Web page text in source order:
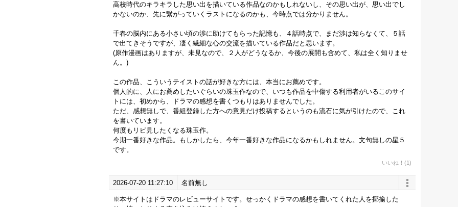
高校時代のキラキラした思い出を描いている作品なのかもしれないし、その思い出が、思い出でし
かないのか、先に繋がっていくラストになるのかも、今時点では分かりません。
千春の脳内にある小さい頃の渉に助けてもらった記憶も、４話時点で、まだ渉は知らなくて、５話
で出てきそうですが、凄く繊細な心の交流を描いている作品だと思います。
(原作漫画はありますが、未見なので、２人がどうなるか、今後の展開も含めて、私は全く知りませ
ん。)
この作品、こういうテイストの話が好きな方には、本当にお薦めです。
個人的に、人にお薦めしたいぐらいの珠玉作なので、いつも作品を中傷する利用者がいるこのサイ
トには、初めから、ドラマの感想を書くつもりはありませんでした。
ただ、感想無しで、番組登録した方への意見だけ投稿するというのも流石に気が引けたので、これ
を書いています。
何度もリピ見したくなる珠玉作。
今期一番好きな作品。もしかしたら、今年一番好きな作品になるかもしれません。文句無しの星５
です。
いいね！(1)
2026-07-20 11:27:10 名前無し
※本サイトはドラマのレビューサイトです。せっかくドラマの感想を書いてくれた人を揶揄した